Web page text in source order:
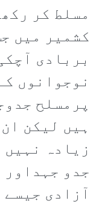
مسلط کر
کشمیر میں
بربادی
نوجوانوں
پرمسلح
ہیں لیکن
زیادہ
جدو
آزادی